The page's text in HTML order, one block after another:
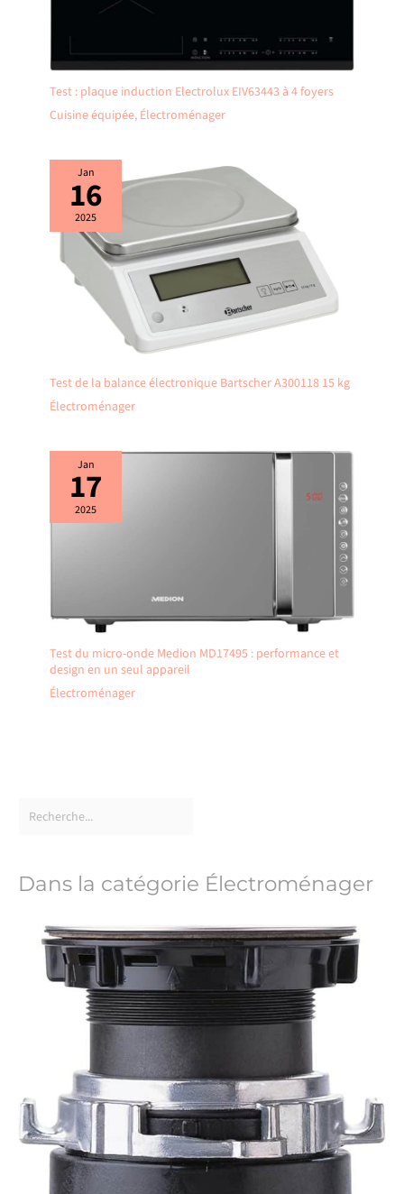
Test : plaque induction Electrolux EIV63443 à 4 foyers
Cuisine équipée, Électroménager
Jan
16
2025
Test de la balance électronique Bartscher A300118 15 kg
Électroménager
Jan
17
2025
Test du micro-onde Medion MD17495 : performance et
design en un seul appareil
Électroménager
Dans la catégorie Électroménager